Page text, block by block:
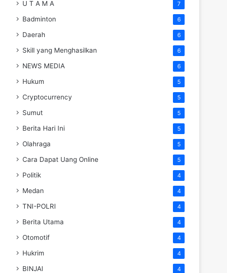
U T A M A 7
Badminton 6
Daerah 6
Skill yang Menghasilkan 6
NEWS MEDIA 6
Hukum 5
Cryptocurrency 5
Sumut 5
Berita Hari Ini 5
Olahraga 5
Cara Dapat Uang Online 5
Politik 4
Medan 4
TNI-POLRI 4
Berita Utama 4
Otomotif 4
Hukrim 4
BINJAI 4